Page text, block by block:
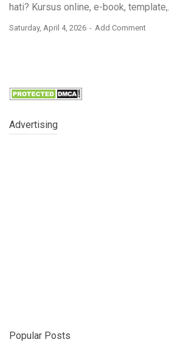
hati? Kursus online, e-book, template,…
Saturday, April 4, 2026 Add Comment
Advertising
Popular Posts